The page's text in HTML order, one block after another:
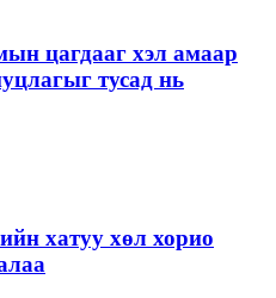
цагдааг хэл амаар
тусад нь
хатуу хөл хорио